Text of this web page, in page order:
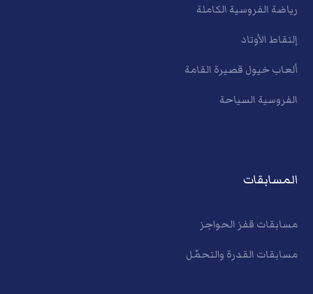
رياضة الفروسية الكاملة
إلتقاط الأوتاد
ألعاب خيول قصيرة القامة
الفروسية السياحة
المسابقات
مسابقات قفز الحواجز
مسابقات القدرة والتحمّل